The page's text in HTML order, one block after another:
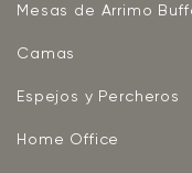
Mesas de Arrimo
Camas
Espejos y Percheros
Home Office